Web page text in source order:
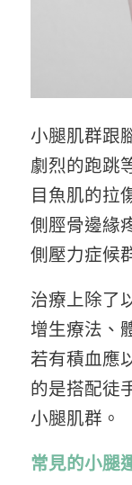
小腿肌群跟
劇烈的跑跳
目魚肌的拉
側脛骨邊緣
側壓力症候
治療上除了
增生療法、
若有積血應
的是搭配徒
小腿肌群。
常見的小腿